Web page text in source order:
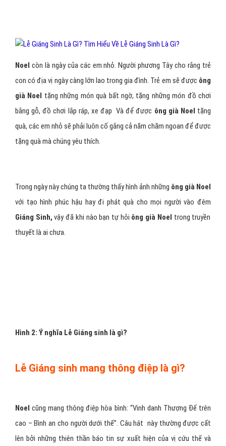
Noel còn là ngày của các em nhỏ. Người phương Tây cho rằng trẻ
con có địa vị ngày càng lớn lao trong gia đình. Trẻ em sẽ được ông
già Noel tặng những món quà bất ngờ, tặng những món đồ chơi
bằng gỗ, đồ chơi lắp ráp, xe đạp Và để được ông già Noel tặng
quà, các em nhỏ sẽ phải luôn cố gắng cả năm chăm ngoan để được
tặng quà mà chúng yêu thích.
Trong ngày này chúng ta thường thấy hình ảnh những ông già Noel
với tạo hình phúc hậu hay đi phát quà cho mọi người vào đêm
Giáng Sinh, vậy đã khi nào bạn tự hỏi ông già Noel trong truyền
thuyết là ai chưa.